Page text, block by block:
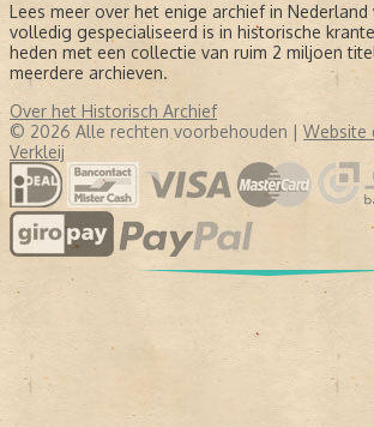
Lees meer over het enige archief in Nederland
volledig gespecialiseerd is in historische
heden met een collectie van ruim 2 miljoen
meerdere archieven.
Over het Historisch Archief
© 2026 Alle rechten voorbehouden | Website
Verkleij